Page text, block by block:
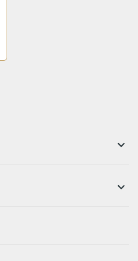
keyboard_arrow_down
keyboard_arrow_down